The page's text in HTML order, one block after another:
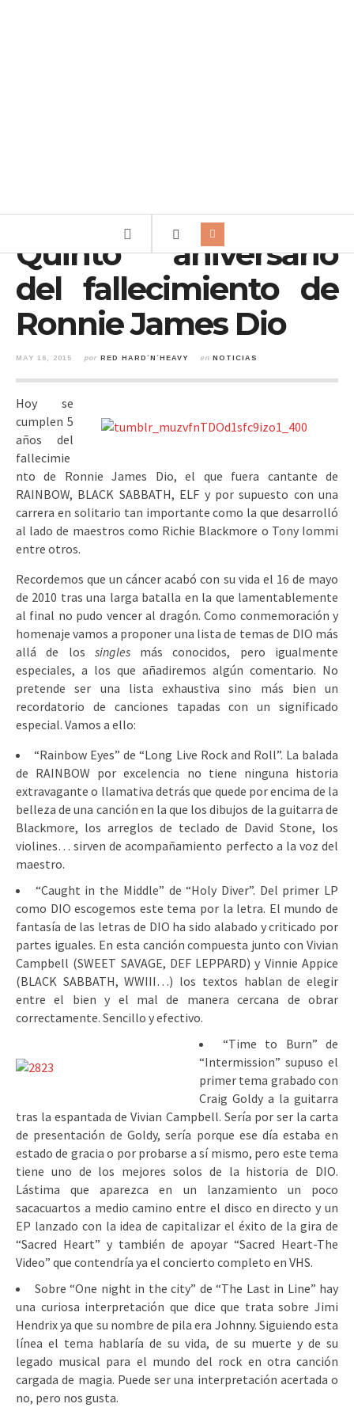
Quinto aniversario
del fallecimiento de
Ronnie James Dio
MAY 16, 2015 por RED HARD´N´HEAVY en NOTICIAS
Hoy se
cumplen 5
años del
fallecimie
nto de Ronnie James Dio, el que fuera cantante de
RAINBOW, BLACK SABBATH, ELF y por supuesto con una
carrera en solitario tan importante como la que desarrolló
al lado de maestros como Richie Blackmore o Tony Iommi
entre otros.
Recordemos que un cáncer acabó con su vida el 16 de mayo
de 2010 tras una larga batalla en la que lamentablemente
al final no pudo vencer al dragón. Como conmemoración y
homenaje vamos a proponer una lista de temas de DIO más
allá de los singles más conocidos, pero igualmente
especiales, a los que añadiremos algún comentario. No
pretende ser una lista exhaustiva sino más bien un
recordatorio de canciones tapadas con un significado
especial. Vamos a ello:
“Rainbow Eyes” de “Long Live Rock and Roll”. La balada
de RAINBOW por excelencia no tiene ninguna historia
extravagante o llamativa detrás que quede por encima de la
belleza de una canción en la que los dibujos de la guitarra de
Blackmore, los arreglos de teclado de David Stone, los
violines… sirven de acompañamiento perfecto a la voz del
maestro.
“Caught in the Middle” de “Holy Diver”. Del primer LP
como DIO escogemos este tema por la letra. El mundo de
fantasía de las letras de DIO ha sido alabado y criticado por
partes iguales. En esta canción compuesta junto con Vivian
Campbell (SWEET SAVAGE, DEF LEPPARD) y Vinnie Appice
(BLACK SABBATH, WWIII…) los textos hablan de elegir
entre el bien y el mal de manera cercana de obrar
correctamente. Sencillo y efectivo.
“Time to Burn” de
“Intermission” supuso el
primer tema grabado con
Craig Goldy a la guitarra
tras la espantada de Vivian Campbell. Sería por ser la carta
de presentación de Goldy, sería porque ese día estaba en
estado de gracia o por probarse a sí mismo, pero este tema
tiene uno de los mejores solos de la historia de DIO.
Lástima que aparezca en un lanzamiento un poco
sacacuartos a medio camino entre el disco en directo y un
EP lanzado con la idea de capitalizar el éxito de la gira de
“Sacred Heart” y también de apoyar “Sacred Heart-The
Video” que contendría ya el concierto completo en VHS.
Sobre “One night in the city” de “The Last in Line” hay
una curiosa interpretación que dice que trata sobre Jimi
Hendrix ya que su nombre de pila era Johnny. Siguiendo esta
línea el tema hablaría de su vida, de su muerte y de su
legado musical para el mundo del rock en otra canción
cargada de magia. Puede ser una interpretación acertada o
no, pero nos gusta.